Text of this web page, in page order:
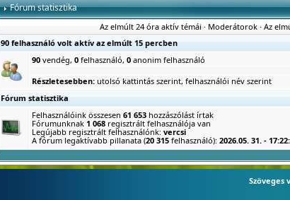
Fórum statisztika
Az elmúlt 24 óra aktív témái · Moderátorok· Az
90 felhasználó volt aktív az elmúlt 15 percben
90vendég, 0felhasználó, 0anonim felhasználó
Részletesebben: utolsó kattintás szerint, felhasználói név szerint
Fórum statisztika
Felhasználóink összesen 61 653hozzászólást írtak
Fórumunknak 1 068regisztrált felhasználója van
Legújabb regisztrált felhasználónk: vercsi
A fórum legaktívabb pillanata (20 315felhasználó): 2026.05. 31. -
Szöveges